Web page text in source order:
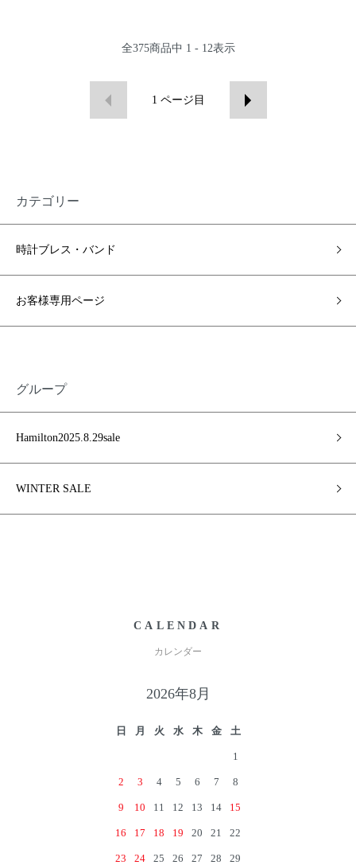
全375商品中 1 - 12表示
1 ページ目
カテゴリー
時計ブレス・バンド
お客様専用ページ
グループ
Hamilton2025.8.29sale
WINTER SALE
CALENDAR
カレンダー
2026年8月
日 月 火 水 木 金 土
1
2 3 4 5 6 7 8
9 10 11 12 13 14 15
16 17 18 19 20 21 22
23 24 25 26 27 28 29